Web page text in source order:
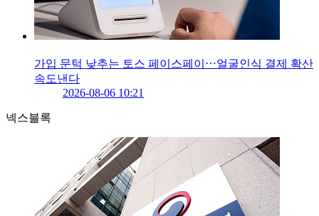
가입 문턱 낮추는 토스 페이스페이⋯얼굴인식 결제 확산
속도낸다
2026-08-06 10:21
넥스블록